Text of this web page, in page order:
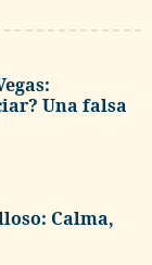
Una falsa
Calma,